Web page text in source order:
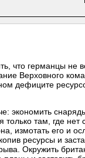
что германцы не
Верховного
дефиците
экономить
там, где нет
измотать его и
ресурсы и
Окружить